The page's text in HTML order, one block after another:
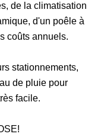
de la climatisation
d'un poêle à
coûts annuels.
stationnements,
de pluie pour
facile.